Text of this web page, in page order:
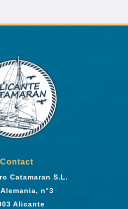
Contact
Catamaran S.L.
n°3
Alicante